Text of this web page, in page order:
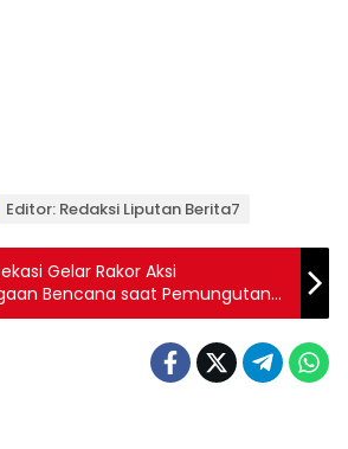
Editor: Redaksi Liputan Berita7
Gelar Rakor Aksi
Bencana saat Pemungutan
2024